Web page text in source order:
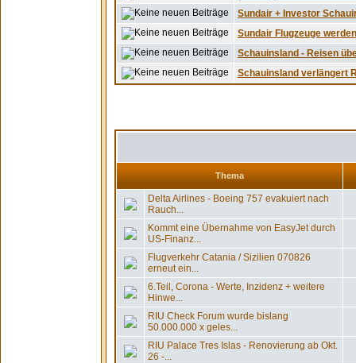
Sundair + Investor
Sundair Flugzeuge
Schauinsland - Reisen
Schauinsland verlängert
Thema
Delta Airlines - Boeing 757 evakuiert nach
Rauch...
Kommt eine Übernahme von EasyJet durch
US-Finanz...
Flugverkehr Catania / Sizilien 070826
erneut ein...
6.Teil, Corona - Werte, Inzidenz + weitere
Hinwe...
RIU Check Forum wurde bislang
50.000.000 x geles...
RIU Palace Tres Islas - Renovierung ab Okt.
26 -...